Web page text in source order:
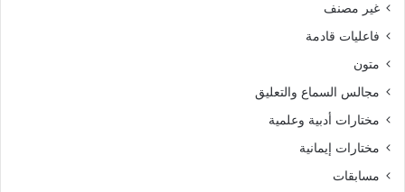
غير مصنف
فاعليات قادمة
متون
مجالس السماع والتعليق
مختارات أدبية وعلمية
مختارات إيمانية
مسابقات